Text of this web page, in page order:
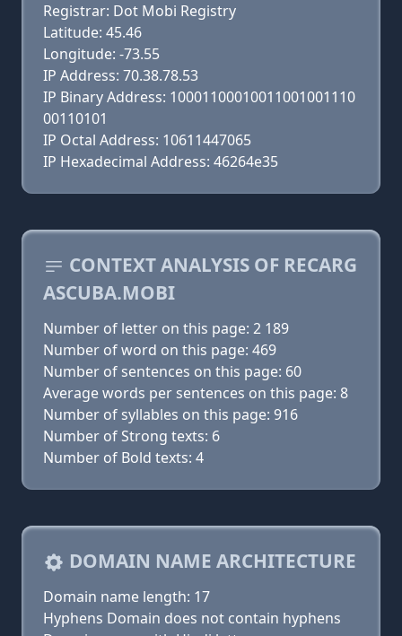
Registrar: Dot Mobi Registry
Latitude: 45.46
Longitude: -73.55
IP Address: 70.38.78.53
IP Binary Address: 10001100010011001001110
00110101
IP Octal Address: 10611447065
IP Hexadecimal Address: 46264e35
CONTEXT ANALYSIS OF RECARG
ASCUBA.MOBI
Number of letter on this page: 2 189
Number of word on this page: 469
Number of sentences on this page: 60
Average words per sentences on this page: 8
Number of syllables on this page: 916
Number of Strong texts: 6
Number of Bold texts: 4
DOMAIN NAME ARCHITECTURE
Domain name length: 17
Hyphens Domain does not contain hyphens